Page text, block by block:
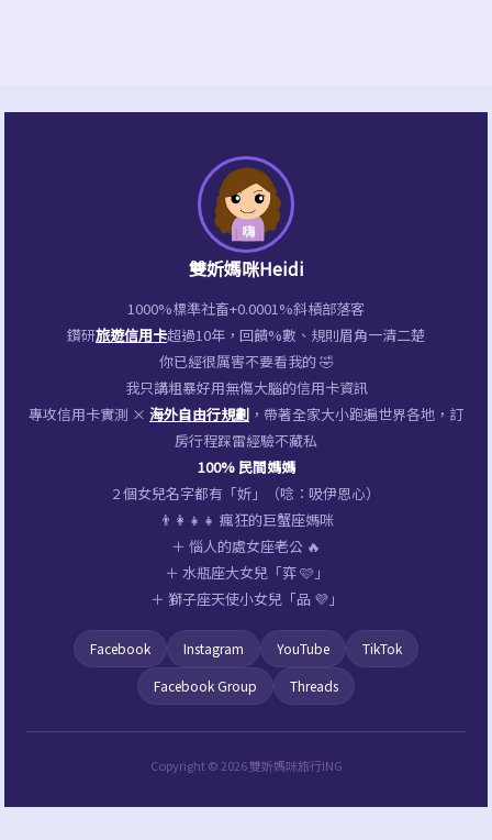
建
Podcast
雙妡媽咪Heidi
1000%標準社畜+0.0001%斜槓部落客
鑽研旅遊信用卡超過10年，回饋%數、規則眉角一清二楚
你已經很厲害不要看我的 🤣
我只講粗暴好用無傷大腦的信用卡資訊
專攻信用卡實測 × 海外自由行規劃 ，帶著全家大小跑遍世界各地，訂
房行程踩雷經驗不藏私
100% 民間媽媽
2 個女兒名字都有「妡」（唸：吸伊恩心）
👨‍👩‍👧‍👧 瘋狂的巨蟹座媽咪
＋ 惱人的處女座老公 🔥
＋ 水瓶座大女兒「弈 🩷」
＋ 獅子座天使小女兒「品 💜」
Facebook Instagram YouTube
TikTok
Facebook Group
Threads
Copyright © 2026 雙妡媽咪旅行ING